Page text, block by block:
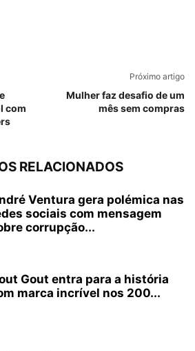
com
Próximo artigo
Mulher faz desafio de um
mês sem compras
RELACIONADOS
Ventura gera polémica nas
sociais com mensagem
corrupção...
Gout entra para a história
marca incrível nos 200...